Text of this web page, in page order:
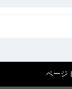
ページ